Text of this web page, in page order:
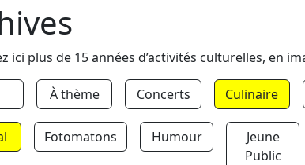
ici plus de 15 années d’activités culturelles, en
À thème Concerts Culinaire
Fotomatons Humour
Jeune
Public